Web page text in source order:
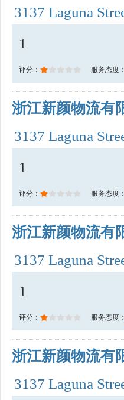
3137 Laguna
1
评分： 服务态度：
浙江新颜物流有
3137 Laguna
1
评分： 服务态度：
浙江新颜物流有
3137 Laguna
1
评分： 服务态度：
浙江新颜物流有
3137 Laguna